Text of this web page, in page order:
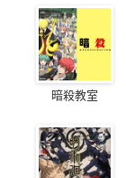
暗殺教室